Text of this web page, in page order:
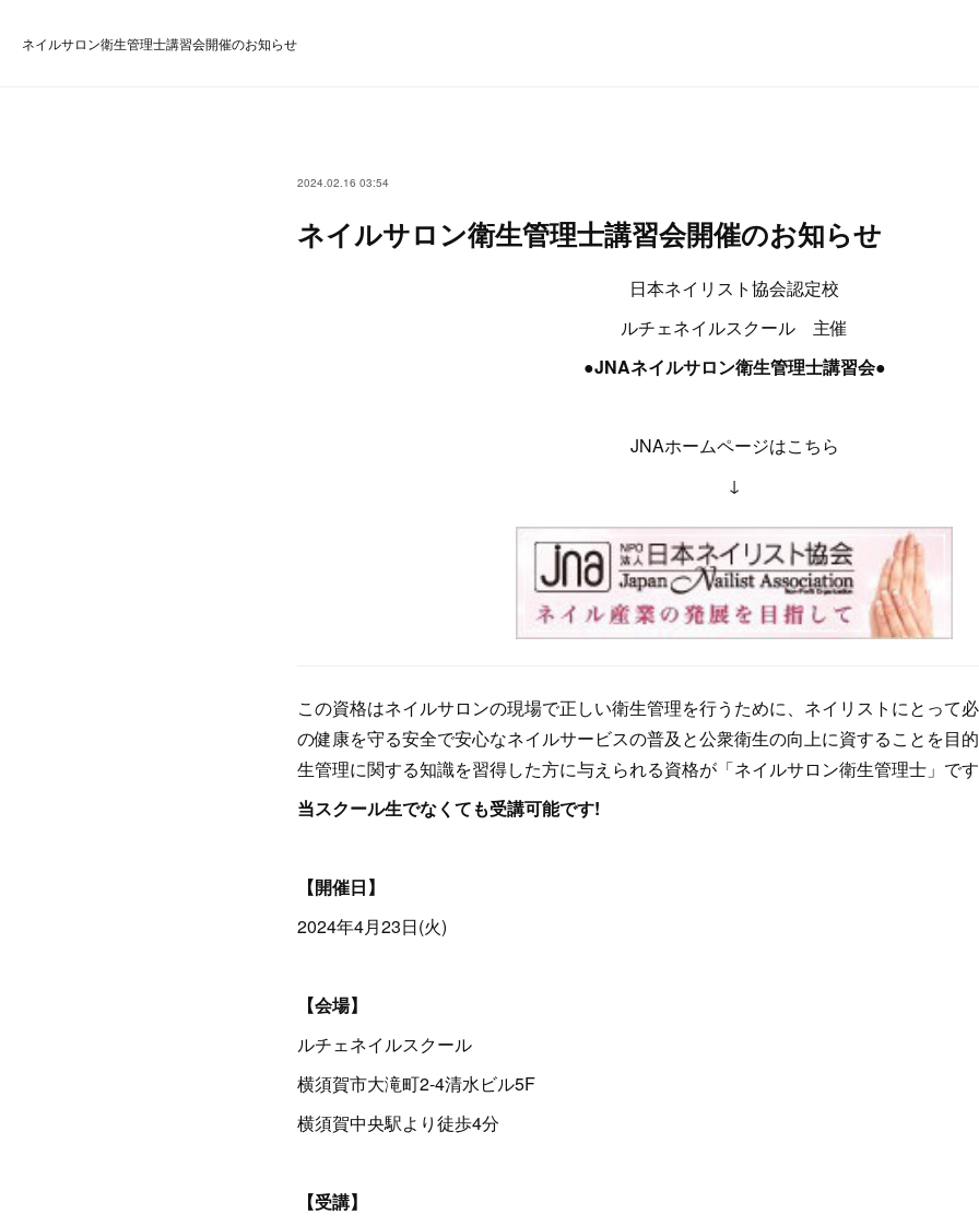
ネイルサロン衛生管理士講習会開催のお知らせ
2024.02.16 03:54
ネイルサロン衛生管理士講習会開催のお知らせ
日本ネイリスト協会認定校
ルチェネイルスクール 主催
●JNAネイルサロン衛生管理士講習会●
JNAホームページはこちら
↓
この資格はネイルサロンの現場で正しい衛生管理を行うために、ネイリストにとって
の健康を守る安全で安心なネイルサービスの普及と公衆衛生の向上に資することを目
生管理に関する知識を習得した方に与えられる資格が「ネイルサロン衛生管理士」です
当スクール生でなくても受講可能です!
【開催日】
2024年4月23日(火)
【会場】
ルチェネイルスクール
横須賀市大滝町2-4清水ビル5F
横須賀中央駅より徒歩4分
【受講】